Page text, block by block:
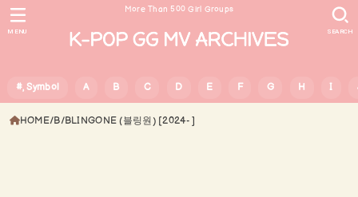
More Than 500 Girl Groups
#, Symbol A B C D E F G H I
SEARCH
MENU
HOME B BLINGONE (블링원) [2024- ]